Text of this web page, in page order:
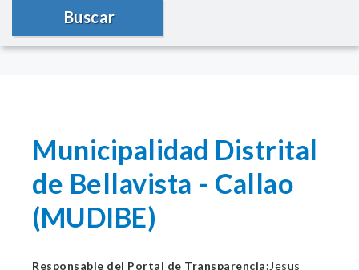
Buscar
Municipalidad Distrital
de Bellavista - Callao
(MUDIBE)
Responsable del Portal de Transparencia: Jesus